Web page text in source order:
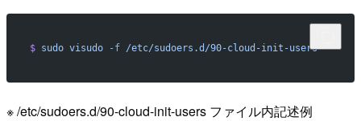
$ sudo visudo -f /etc/sudoers.d/90-cloud-init-users
※ /etc/sudoers.d/90-cloud-init-users ファイル内記述例